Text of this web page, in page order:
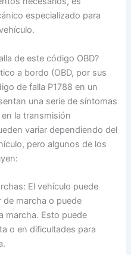
especializado para
de este código OBD?
a bordo (OBD, por sus
de falla P1788 en un
una serie de síntomas
la transmisión
variar dependiendo del
pero algunos de los
El vehículo puede
de marcha o puede
marcha. Esto puede
o en dificultades para